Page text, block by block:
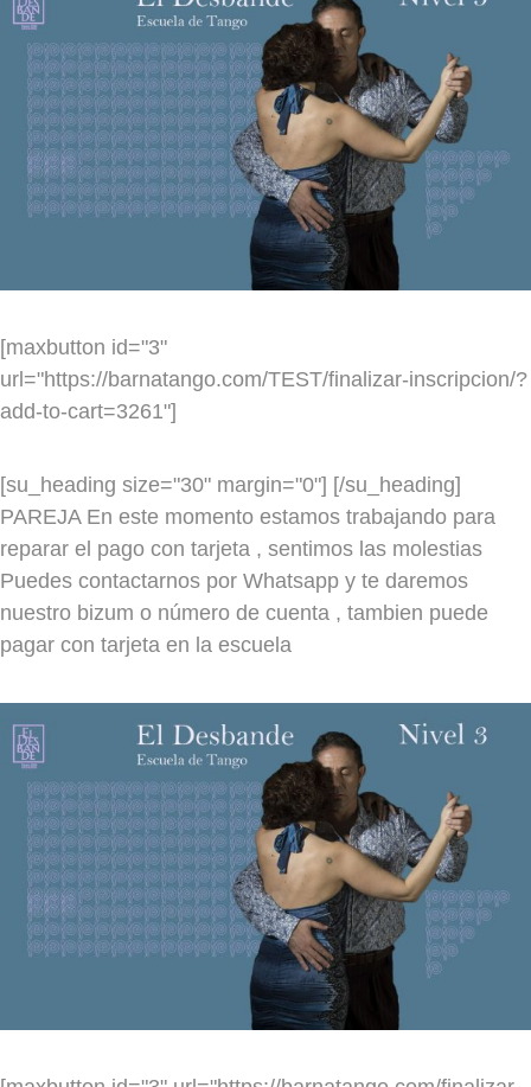
Jekaterina
MARTES
MIÉRCOLES
20.30h - 21.45h
Olga y Carlos
JUEVES
VIERNES
18h a 19.15h
Amaia y Jekaterina
LUNES
MIÉRCOLES
20.30h - 21.45h
Olga y Carlos
SÁBADO
LUNES
MARTES
MIÉRCOLES
JUEVES
19h- 20.15
SÁBADO
NIVEL 3/4
LUNES
MARTES
MIÉRCOLES
Olga y Carlos
JUEVES
19h- 20.15
Carlos / Olga
SÁBADO
Nivel Avanzado
Clase distintos profes
MARTES
[maxbutton id="3"
url="https://barnatango.com/TEST/finalizar-inscripcion/?
add-to-cart=3261"]
[su_heading size="30" margin="0"] [/su_heading]
PAREJA En este momento estamos trabajando para
reparar el pago con tarjeta , sentimos las molestias
Puedes contactarnos por Whatsapp y te daremos
nuestro bizum o número de cuenta , tambien puede
pagar con tarjeta en la escuela